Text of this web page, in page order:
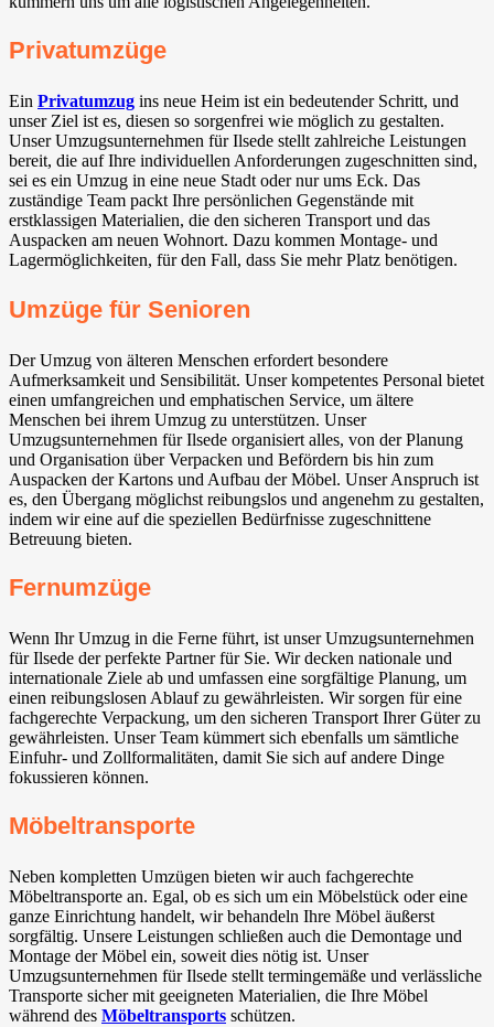
Privatumzüge
Ein Privatumzug ins neue Heim ist ein bedeutender Schritt, und
unser Ziel ist es, diesen so sorgenfrei wie möglich zu gestalten.
Unser Umzugsunternehmen für Ilsede⁠ stellt zahlreiche Leistungen
bereit, die auf Ihre individuellen Anforderungen zugeschnitten sind,
sei es ein Umzug in eine neue Stadt oder nur ums Eck. Das
zuständige Team packt Ihre persönlichen Gegenstände mit
erstklassigen Materialien, die den sicheren Transport und das
Auspacken am neuen Wohnort. Dazu kommen Montage- und
Lagermöglichkeiten, für den Fall, dass Sie mehr Platz benötigen.
Umzüge für Senioren
Der Umzug von älteren Menschen erfordert besondere
Aufmerksamkeit und Sensibilität. Unser kompetentes Personal bietet
einen umfangreichen und emphatischen Service, um ältere
Menschen bei ihrem Umzug zu unterstützen. Unser
Umzugsunternehmen für Ilsede⁠ organisiert alles, von der Planung
und Organisation über Verpacken und Befördern bis hin zum
Auspacken der Kartons und Aufbau der Möbel. Unser Anspruch ist
es, den Übergang möglichst reibungslos und angenehm zu gestalten,
indem wir eine auf die speziellen Bedürfnisse zugeschnittene
Betreuung bieten.
Fernumzüge
Wenn Ihr Umzug in die Ferne führt, ist unser Umzugsunternehmen
für Ilsede⁠ der perfekte Partner für Sie. Wir decken nationale und
internationale Ziele ab und umfassen eine sorgfältige Planung, um
einen reibungslosen Ablauf zu gewährleisten. Wir sorgen für eine
fachgerechte Verpackung, um den sicheren Transport Ihrer Güter zu
gewährleisten. Unser Team kümmert sich ebenfalls um sämtliche
Einfuhr- und Zollformalitäten, damit Sie sich auf andere Dinge
fokussieren können.
Möbeltransporte
Neben kompletten Umzügen bieten wir auch fachgerechte
Möbeltransporte an. Egal, ob es sich um ein Möbelstück oder eine
ganze Einrichtung handelt, wir behandeln Ihre Möbel äußerst
sorgfältig. Unsere Leistungen schließen auch die Demontage und
Montage der Möbel ein, soweit dies nötig ist. Unser
Umzugsunternehmen für Ilsede⁠ stellt termingemäße und verlässliche
Transporte sicher mit geeigneten Materialien, die Ihre Möbel
während des Möbeltransports schützen.